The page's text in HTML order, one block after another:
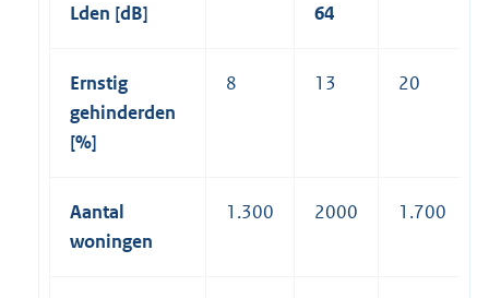
Lden [dB]
64
Ernstig
gehinderden
[%]
8 13 20
Aantal
woningen
1.300 2000 1.700